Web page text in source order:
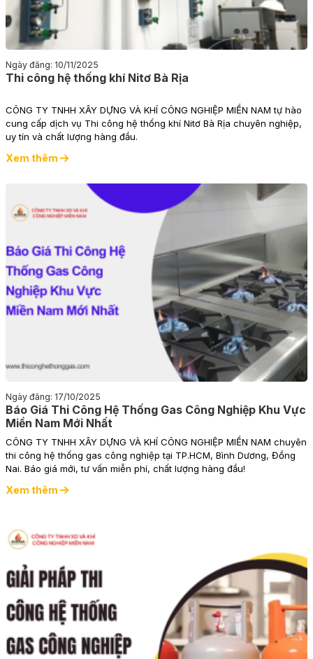
Ngày đăng: 10/11/2025
Thi công hệ thống khí Nitơ Bà Rịa
CÔNG TY TNHH XÂY DỰNG VÀ KHÍ CÔNG NGHIỆP MIỀN NAM tự hào
cung cấp dịch vụ Thi công hệ thống khí Nitơ Bà Rịa chuyên nghiệp,
uy tín và chất lượng hàng đầu.
Xem thêm
Ngày đăng: 17/10/2025
Báo Giá Thi Công Hệ Thống Gas Công Nghiệp Khu Vực
Miền Nam Mới Nhất
CÔNG TY TNHH XÂY DỰNG VÀ KHÍ CÔNG NGHIỆP MIỀN NAM chuyên
thi công hệ thống gas công nghiệp tại TP.HCM, Bình Dương, Đồng
Nai. Báo giá mới, tư vấn miễn phí, chất lượng hàng đầu!
Xem thêm